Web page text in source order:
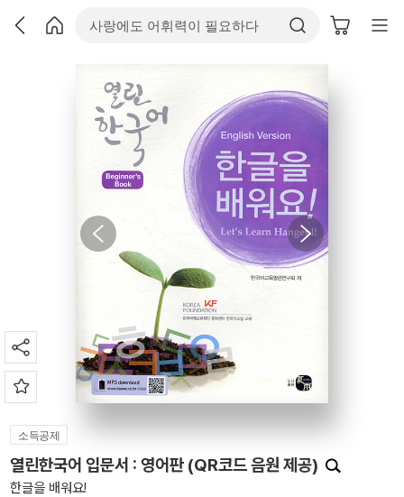
소득공제
열린한국어 입문서 : 영어판 (QR코드 음원 제공)
한글을 배워요!